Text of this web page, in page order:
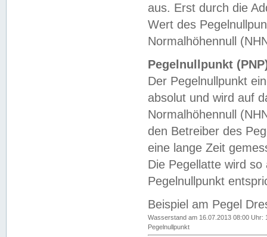
aus. Erst durch die
Wert des
Normalhöhennull
Pegelnullpunkt
Der Pegelnullpunkt
absolut und wird auf
Normalhöhennull
den Betreiber des
eine lange Zeit
Die Pegellatte wird
Pegelnullpunkt
Beispiel am Pegel
Wasserstand am 16.07.2013 08:00 Uhr:
Pegelnullpunkt